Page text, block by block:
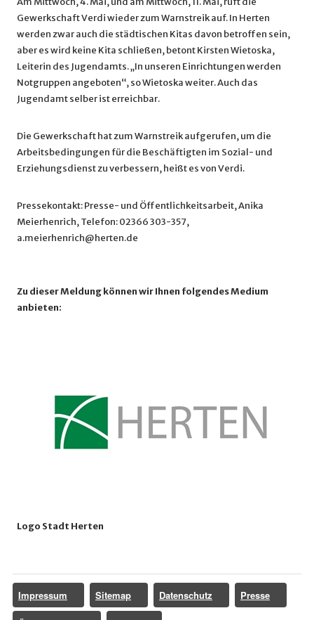
Gewerkschaft Verdi wieder zum Warnstreik auf. In Herten
werden zwar auch die städtischen Kitas davon betroffen sein,
aber es wird keine Kita schließen, betont Kirsten Wietoska,
Leiterin des Jugendamts. „In unseren Einrichtungen werden
Notgruppen angeboten“, so Wietoska weiter. Auch das
Jugendamt selber ist erreichbar.
Die Gewerkschaft hat zum Warnstreik aufgerufen, um die
Arbeitsbedingungen für die Beschäftigten im Sozial- und
Erziehungsdienst zu verbessern, heißt es von Verdi.
Pressekontakt: Presse- und Öffentlichkeitsarbeit, Anika
Meierhenrich, Telefon: 02366 303-357,
a.meierhenrich@herten.de
Zu dieser Meldung können wir Ihnen folgendes Medium
anbieten:
Logo Stadt Herten
Impressum Sitemap Datenschutz Presse